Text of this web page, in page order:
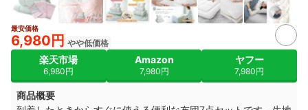
最安価格
6,980円 やや低価格
楽天市場
6,980円
Amazon
7,980円
ヤフー
7,980円
商品概要